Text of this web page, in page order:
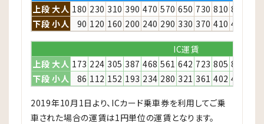
上段 大人 180 230 310 390 470 570 650 730 810 890
下段 小人
90 120 160 200 240 290 330 370 410 450
IC運賃
上段 大人 173 224 305 387 468 561 642 723 805 886
下段 小人
86 112 152 193 234 280 321 361 402 443
2019年10月1日より、ICカード乗車券を利用してご乗
車された場合の運賃は1円単位の運賃となります。